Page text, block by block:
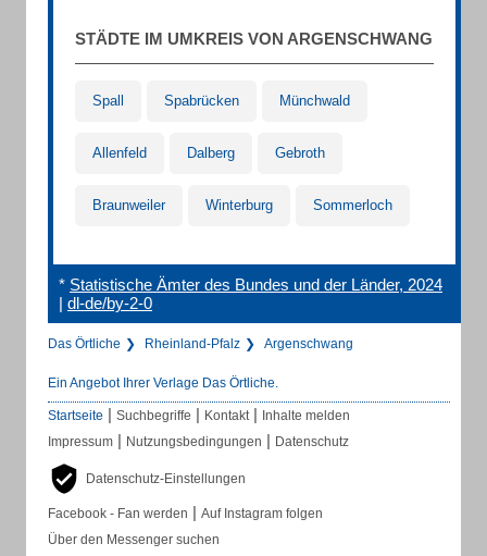
STÄDTE IM UMKREIS VON ARGENSCHWANG
Spall Spabrücken Münchwald
Allenfeld Dalberg Gebroth
Braunweiler Winterburg Sommerloch
* Statistische Ämter des Bundes und der Länder, 2024
| dl-de/by-2-0
Das Örtliche Rheinland-Pfalz Argenschwang
Ein Angebot Ihrer Verlage Das Örtliche.
Startseite | Suchbegriffe | Kontakt | Inhalte melden
Impressum | Nutzungsbedingungen | Datenschutz
Datenschutz-Einstellungen
Facebook - Fan werden | Auf Instagram folgen
Über den Messenger suchen